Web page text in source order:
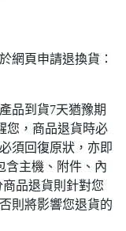
網頁申請退換貨：
品到貨7天猶豫期
您，商品退貨時必
須回復原狀，亦即
含主機、附件、內
品退貨則針對您
則將影響您退貨的